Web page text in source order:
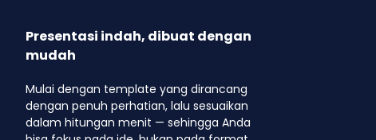
Presentasi indah, dibuat dengan
mudah
Mulai dengan template yang dirancang
dengan penuh perhatian, lalu sesuaikan
dalam hitungan menit — sehingga Anda